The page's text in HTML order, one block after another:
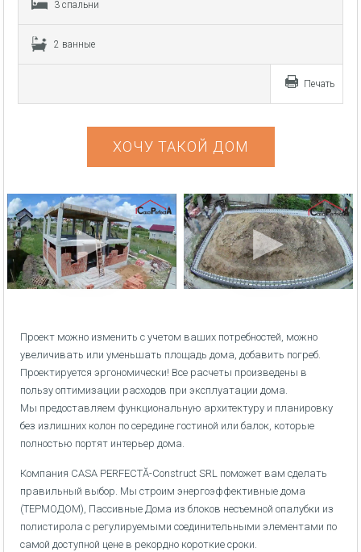
3 спальни
2 ванные
Печать
ХОЧУ ТАКОЙ ДОМ
Проект можно изменить с учетом ваших потребностей, можно
увеличивать или уменьшать площадь дома, добавить погреб.
Проектируется эргономически! Все расчеты произведены в
пользу оптимизации расходов при эксплуатации дома.
Мы предоставляем функциональную архитектуру и планировку
без излишних колон по середине гостиной или балок, которые
полностью портят интерьер дома.
Компания CASA PERFECTĂ-Construct SRL поможет вам сделать
правильный выбор. Мы строим энергоэффективные дома
(ТЕРМОДОМ), Пассивные Дома из блоков несъемной опалубки из
полистирола с регулируемыми соединительными элементами по
самой доступной цене в рекордно короткие сроки.